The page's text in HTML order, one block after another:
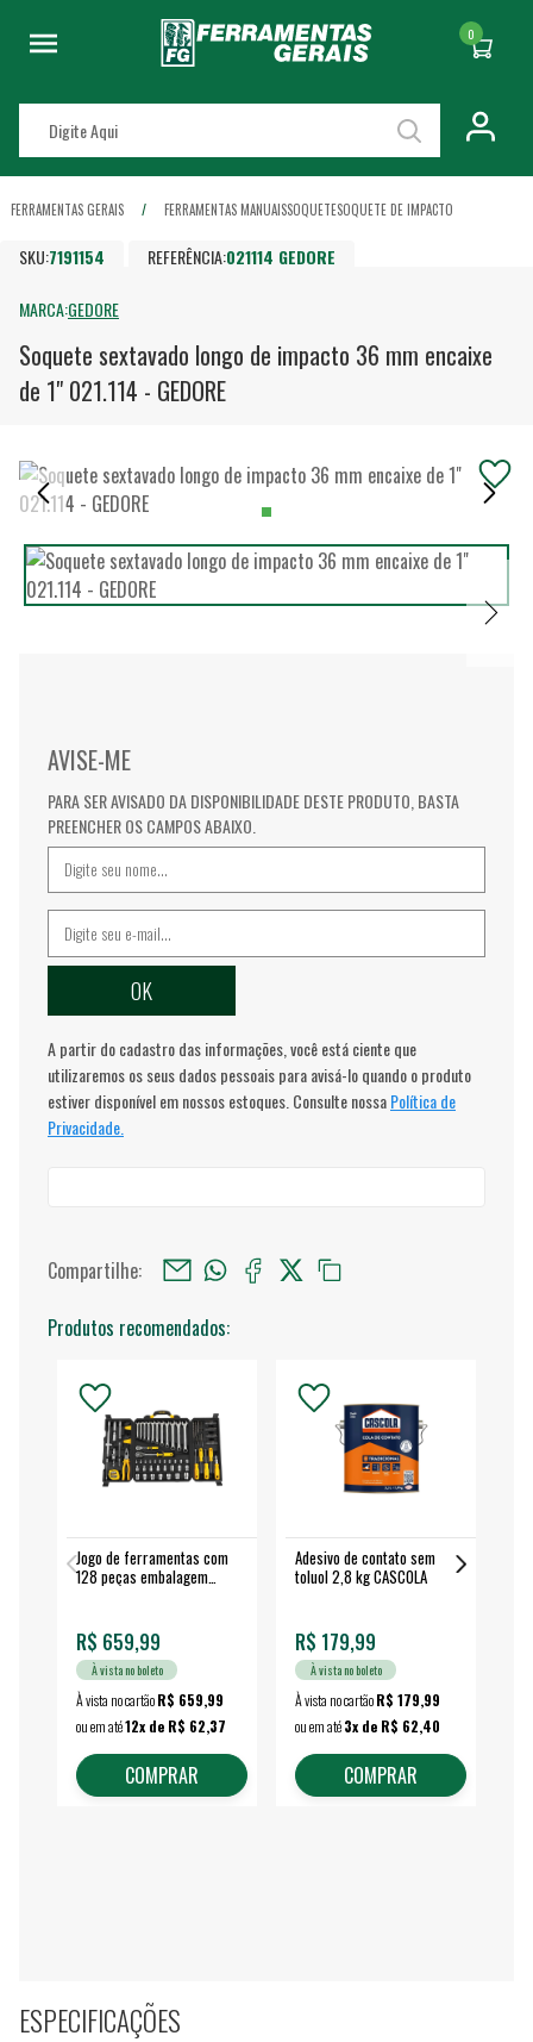
0
FERRAMENTAS GERAIS FERRAMENTAS MANUAISSOQUETESOQUETE DE IMPACTO
SKU:7191154 REFERÊNCIA:021114 GEDORE
MARCA:GEDORE
Soquete sextavado longo de impacto 36 mm encaixe
de 1" 021.114 - GEDORE
AVISE-ME
PARA SER AVISADO DA DISPONIBILIDADE DESTE PRODUTO, BASTA
PREENCHER OS CAMPOS ABAIXO.
A partir do cadastro das informações, você está ciente que
utilizaremos os seus dados pessoais para avisá-lo quando o produto
estiver disponível em nossos estoques. Consulte nossaPolítica de
Privacidade.
Compartilhe:
Produtos recomendados:
Jogo de ferramentas com
128 peças embalagem
R$ 659,99
À vista no boleto
À vista no cartãoR$ 659,99
ou em até12x de R$ 62,37
COMPRAR
Adesivo de contato sem
toluol 2,8 kg CASCOLA
R$ 179,99
À vista no boleto
À vista no cartãoR$ 179,99
ou em até3x de R$ 62,40
COMPRAR
ESPECIFICAÇÕES